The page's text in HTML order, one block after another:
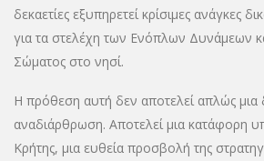
δεκαετίες εξυπηρετεί κρίσιμες ανάγκες
για τα στελέχη των Ενόπλων Δυνάμεων
Σώματος στο νησί.
Η πρόθεση αυτή δεν αποτελεί απλώς μια
αναδιάρθρωση. Αποτελεί μια κατάφορη
Κρήτης, μια ευθεία προσβολή της